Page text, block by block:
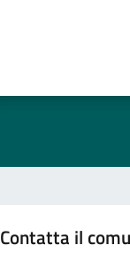
Contatta il